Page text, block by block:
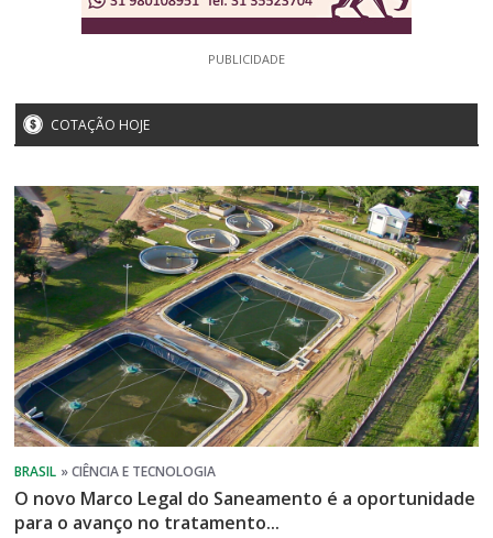
PUBLICIDADE
COTAÇÃO HOJE
O novo Marco Legal do Saneamento é a oportunidade
para o avanço no tratamento...